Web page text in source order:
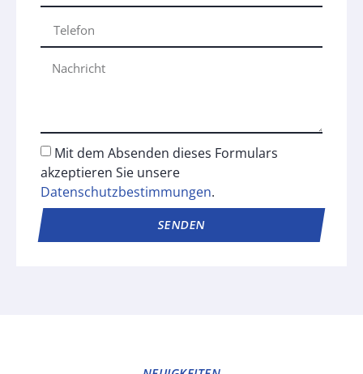
Mit dem Absenden dieses Formulars
akzeptieren Sie unsere
Datenschutzbestimmungen.
SENDEN